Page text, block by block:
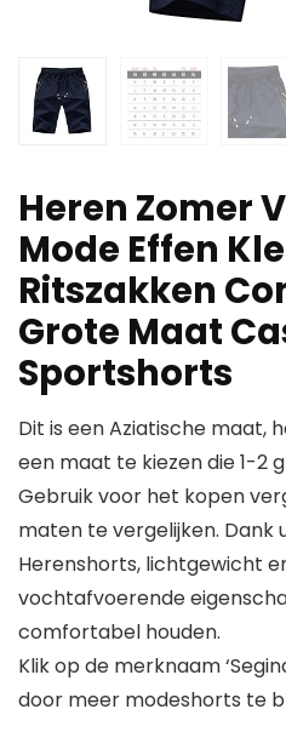
Heren Zomer
Mode Effen
Ritszakken
Grote Maat
Sportshorts
Dit is een Aziatische maat,
een maat te kiezen die 1-2
Gebruik voor het kopen
maten te vergelijken. Dank
Herenshorts, lichtgewicht
vochtafvoerende
comfortabel houden.
Klik op de merknaam
door meer modeshorts te